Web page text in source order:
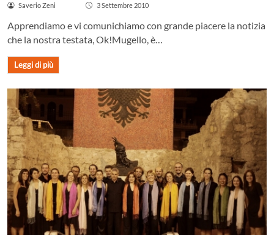
Saverio Zeni 3 Settembre 2010
Apprendiamo e vi comunichiamo con grande piacere la notizia
che la nostra testata, Ok!Mugello, è…
Leggi di più